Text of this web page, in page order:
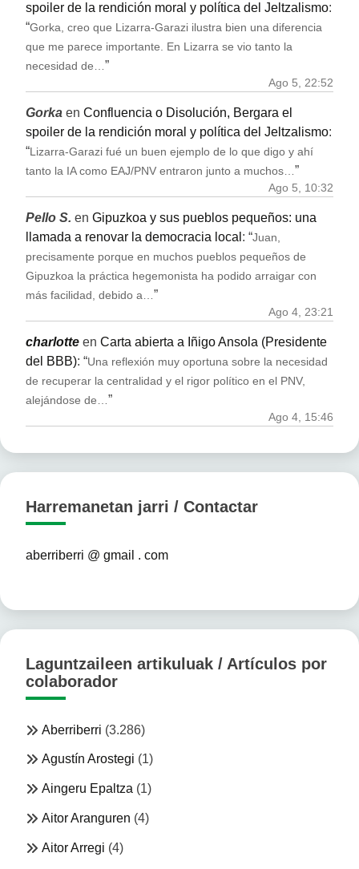
spoiler de la rendición moral y política del Jeltzalismo:
“Gorka, creo que Lizarra-Garazi ilustra bien una diferencia
que me parece importante. En Lizarra se vio tanto la
necesidad de…”
Ago 5, 22:52
Gorka en Confluencia o Disolución, Bergara el
spoiler de la rendición moral y política del Jeltzalismo:
“Lizarra-Garazi fué un buen ejemplo de lo que digo y ahí
tanto la IA como EAJ/PNV entraron junto a muchos…”
Ago 5, 10:32
Pello S. en Gipuzkoa y sus pueblos pequeños: una
llamada a renovar la democracia local : “Juan,
precisamente porque en muchos pueblos pequeños de
Gipuzkoa la práctica hegemonista ha podido arraigar con
más facilidad, debido a… ”
Ago 4, 23:21
charlotte en Carta abierta a Iñigo Ansola (Presidente
del BBB): “Una reflexión muy oportuna sobre la necesidad
de recuperar la centralidad y el rigor político en el PNV,
alejándose de… ”
Ago 4, 15:46
Harremanetan jarri / Contactar
aberriberri @ gmail . com
Laguntzaileen artikuluak / Artículos por
colaborador
Aberriberri (3.286)
Agustín Arostegi (1)
Aingeru Epaltza (1)
Aitor Aranguren (4)
Aitor Arregi (4)